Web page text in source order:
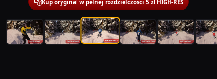
Kup oryginal w pelnej rozdzielczosci 5 zl HIGH-RES